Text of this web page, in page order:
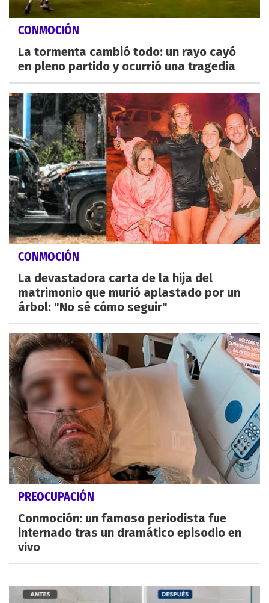
CONMOCIÓN
La tormenta cambió todo: un rayo cayó
en pleno partido y ocurrió una tragedia
CONMOCIÓN
La devastadora carta de la hija del
matrimonio que murió aplastado por un
árbol: "No sé cómo seguir"
PREOCUPACIÓN
Conmoción: un famoso periodista fue
internado tras un dramático episodio en
vivo